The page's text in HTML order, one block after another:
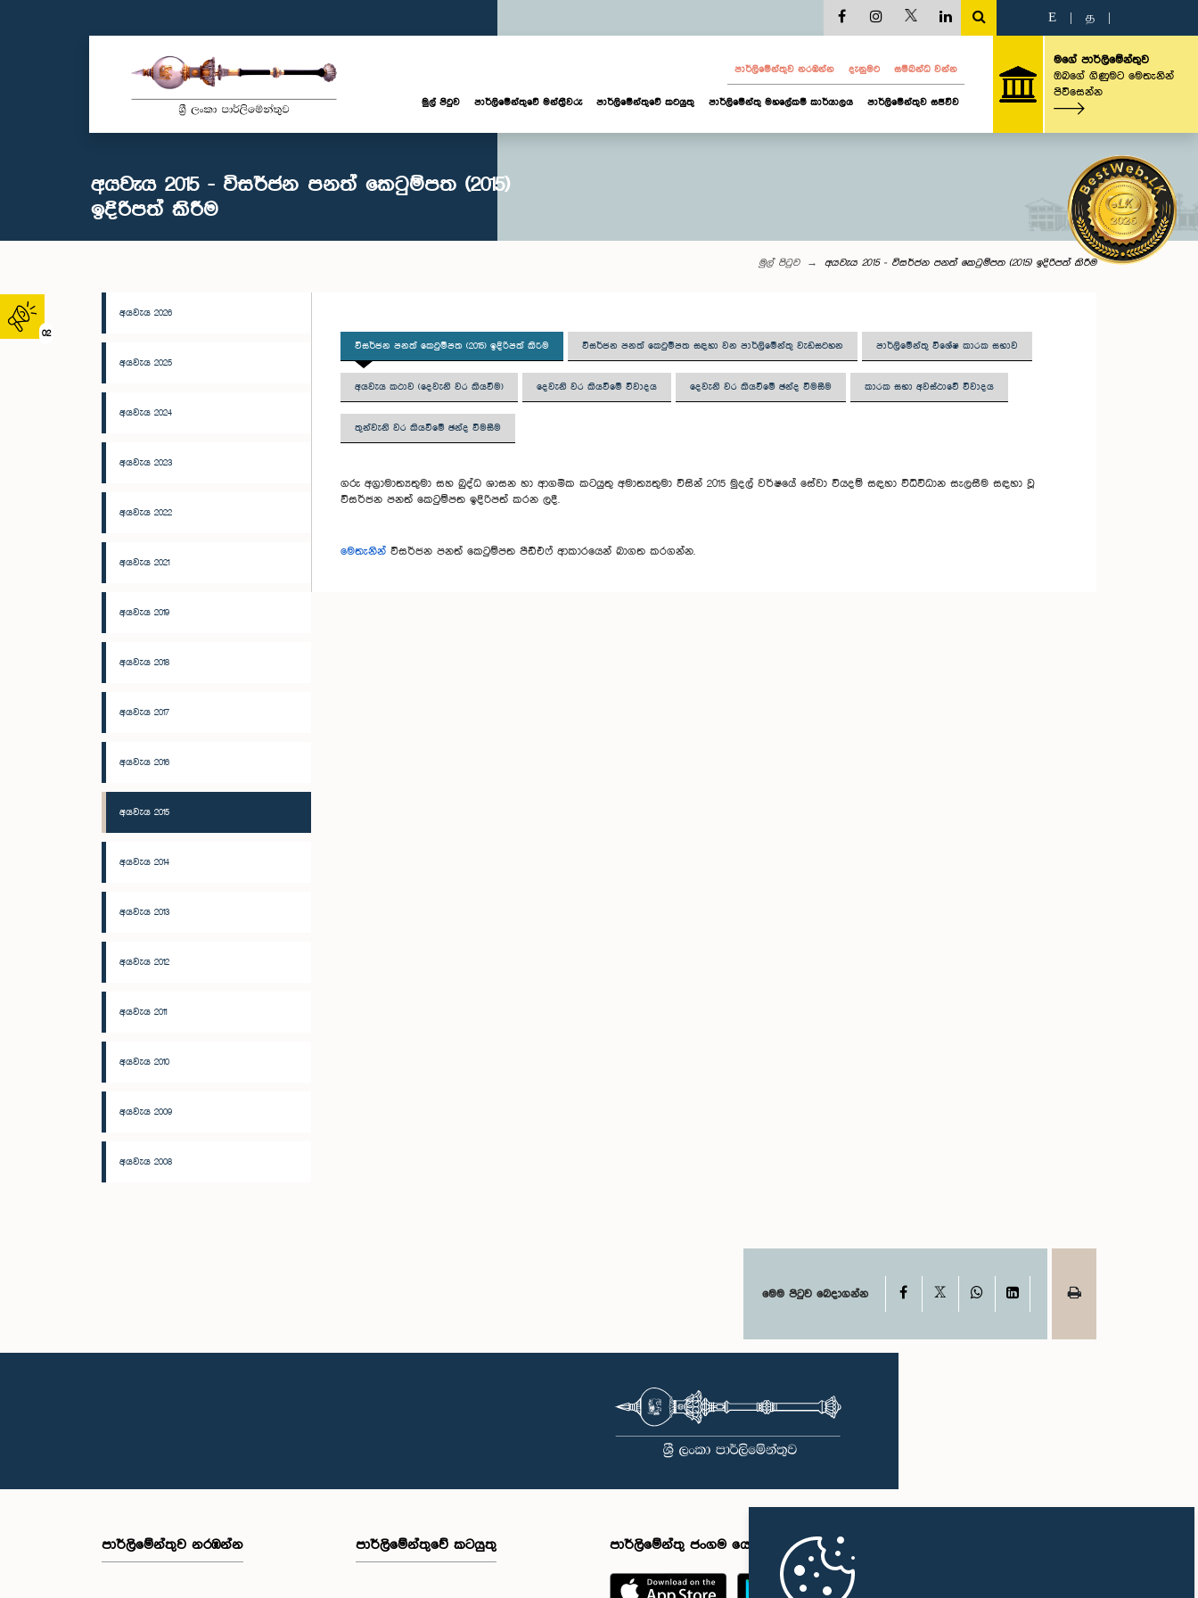
02
E த
පාර්ලි‌මේන්තුව නරඹන්න දැනුමට සම්බන්ධ වන්න
මුල් පිටුව පාර්ලි‌මේන්තුවේ මන්ත්‍රීවරු පාර්ලිමේන්තුවේ කටයුතු පාර්ලිමේන්තු මහලේකම් කාර්යාලය පාර්ලිමේන්තුව සජීවීව
මගේ පාර්ලිමේන්තුව
ඔබගේ ගිණුමට මෙතැනින්
පිවිසෙන්න
අයවැය 2015 - විසර්ජන පනත් කෙටුම්පත (2015)
ඉදිරිපත් කිරීම
මුල් පිටුව අයවැය 2015 - විසර්ජන පනත් කෙටුම්පත (2015) ඉදිරිපත් කිරීම
අයවැය 2026
අයවැය 2025
අයවැය 2024
අයවැය 2023
අයවැය 2022
අයවැය 2021
අයවැය 2019
අයවැය 2018
අයවැය 2017
අයවැය 2016
අයවැය 2015
අයවැය 2014
අයවැය 2013
අයවැය 2012
අයවැය 2011
අයවැය 2010
අයවැය 2009
අයවැය 2008
විසර්ජන පනත් කෙටුම්පත (2015) ඉදිරිපත් කිරීම විසර්ජන පනත් කෙටුම්පත සඳහා වන පාර්ලිමේන්තු වැඩසටහන පාර්ලිමේන්තු විශේෂ කාරක සභාව
අයවැය කථාව (දෙවැනි වර කියවීම) දෙවැනි වර කියවීමේ විවාදය දෙවැනි වර කියවීමේ ඡන්ද විමසීම කාරක සභා අවස්ථාවේ විවාදය
තුන්වැනි වර කියවීමේ ඡන්ද විමසීම
ගරු අග්‍රාමාත්‍යතුමා සහ බුද්ධ ශාසන හා ආගමික කටයුතු අමාත්‍යතුමා විසින් 2015 මුදල් වර්ෂයේ සේවා වියදම් සඳහා විධිවිධාන සැලසීම සඳහා වූ
විසර්ජන පනත් කෙටුම්පත ඉදිරිපත් කරන ලදී.
මෙතැනින් විසර්ජන පනත් කෙටුම්පත පීඩීඑෆ් ආකාරයෙන් බාගත කරගන්න.
මෙම පිටුව බෙදාගන්න Facebook WhatsAppLinkedIn
පාර්ලි‌මේන්තුව නරඹන්න පාර්ලිමේන්තුවේ කටයුතු පාර්ලිමේන්තු ජංගම යෙදුම